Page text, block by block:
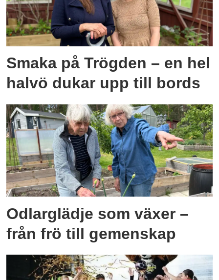
Smaka på Trögden – en hel
halvö dukar upp till bords
Odlarglädje som växer –
från frö till gemenskap